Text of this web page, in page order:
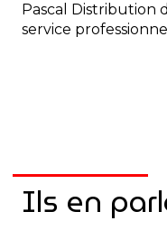
Pascal Distribution
service
Ils en